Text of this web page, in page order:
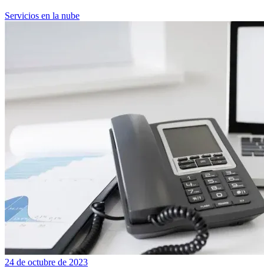
Servicios en la nube
24 de octubre de 2023